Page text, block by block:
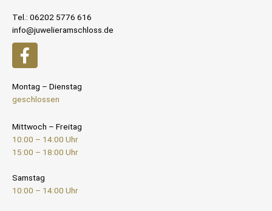
Tel.: 06202 5776 616
info@juwelieramschloss.de
Montag – Dienstag
geschlossen
Mittwoch – Freitag
10:00 – 14:00 Uhr
15:00 – 18:00 Uhr
Samstag
10:00 – 14:00 Uhr